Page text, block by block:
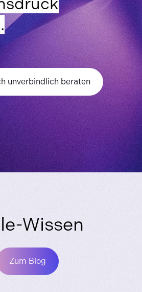
unverbindlich beraten
Wissen
Zum Blog